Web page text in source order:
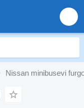
Nissan minibusevi